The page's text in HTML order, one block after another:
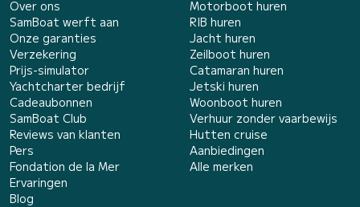
Over ons
SamBoat werft aan
Onze garanties
Verzekering
Prijs-simulator
Yachtcharter bedrijf
Cadeaubonnen
SamBoat Club
Reviews van klanten
Pers
Fondation de la Mer
Ervaringen
Blog
Motorboot huren
RIB huren
Jacht huren
Zeilboot huren
Catamaran huren
Jetski huren
Woonboot huren
Verhuur zonder vaarbewijs
Hutten cruise
Aanbiedingen
Alle merken